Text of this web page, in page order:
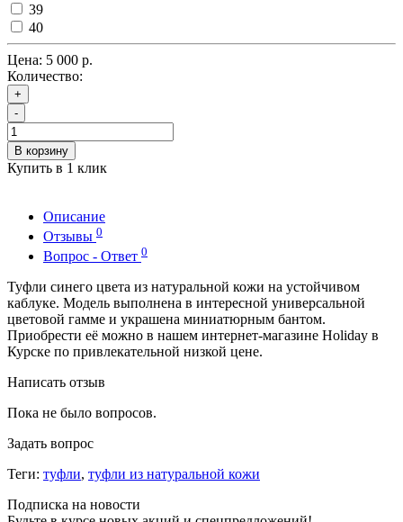
39
40
Цена: 5 000 р.
Количество:
+
-
В корзину
Купить в 1 клик
Описание
Отзывы 0
Вопрос - Ответ 0
Туфли синего цвета из натуральной кожи на устойчивом
каблуке. Модель выполнена в интересной универсальной
цветовой гамме и украшена миниатюрным бантом.
Приобрести её можно в нашем интернет-магазине Holiday в
Курске по привлекательной низкой цене.
Написать отзыв
Пока не было вопросов.
Задать вопрос
Теги: туфли, туфли из натуральной кожи
Подписка на новости